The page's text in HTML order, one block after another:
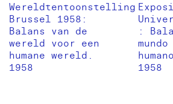
Wereldtentoonstelling
Brussel 1958:
Balans van de
wereld voor een
humane wereld.
1958
:
humano
1958